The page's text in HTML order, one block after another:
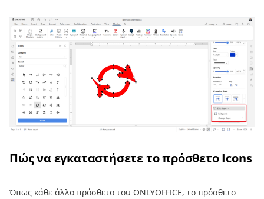
Πώς να εγκαταστήσετε το πρόσθετο Icons
Όπως κάθε άλλο πρόσθετο του ONLYOFFICE, το πρόσθετο